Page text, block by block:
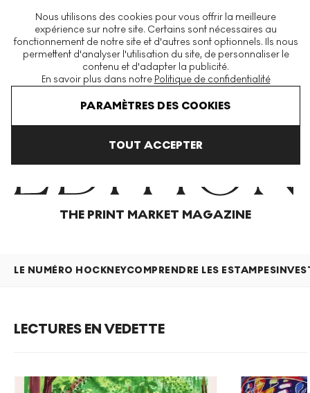
Nous utilisons des cookies pour vous offrir la meilleure
expérience sur notre site. Certains sont nécessaires au
fonctionnement de notre site et d'autres sont optionnels. Ils nous
permettent d'analyser l'utilisation du site, de personnaliser le
contenu et d'adapter la publicité.
En savoir plus dans notre Politique de confidentialité
PARAMÈTRES DES COOKIES
TOUT ACCEPTER
La plus grande plateforme mondiale d'estampes et éditions
modernes et contemporaines
Articles
THE PRINT MARKET MAGAZINE
LE NUMÉRO HOCKNEYCOMPRENDRE LES ESTAMPES
LECTURES EN VEDETTE